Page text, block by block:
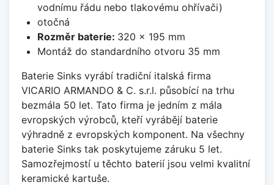
vodnímu řádu nebo tlakovému ohřívači)
otočná
Rozměr baterie: 320 x 195 mm
Montáž do standardního otvoru 35 mm
Baterie Sinks vyrábí tradiční italská firma
VICARIO ARMANDO & C. s.r.l. působící na trhu
bezmála 50 let. Tato firma je jedním z mála
evropských výrobců, kteří vyrábějí baterie
výhradně z evropských komponent. Na všechny
baterie Sinks tak poskytujeme záruku 5 let.
Samozřejmostí u těchto baterií jsou velmi kvalitní
keramické kartuše.